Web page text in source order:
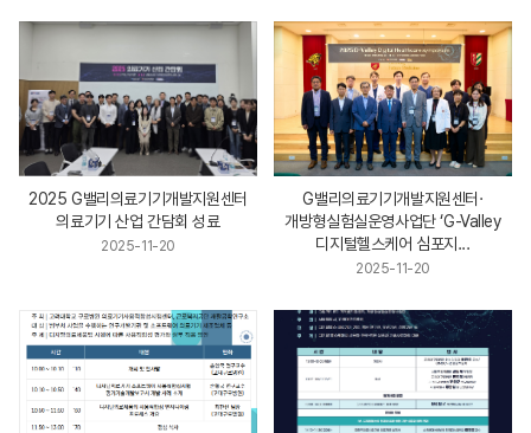
2025 G밸리의료기기개발지원센터
의료기기 산업 간담회 성료
2025-11-20
G밸리의료기기개발지원센터·
개방형실험실운영사업단 ‘G-Valley
디지털헬스케어 심포지...
2025-11-20